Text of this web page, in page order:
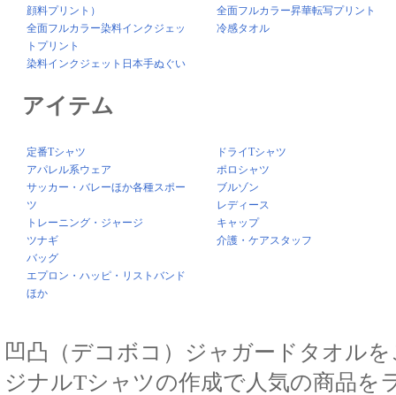
顔料プリント）
全面フルカラー染料インクジェッ
トプリント
染料インクジェット日本手ぬぐい
全面フルカラー昇華転写プリント
冷感タオル
アイテム
定番Tシャツ
アパレル系ウェア
サッカー・バレーほか各種スポー
ツ
トレーニング・ジャージ
ツナギ
バッグ
エプロン・ハッピ・リストバンド
ほか
ドライTシャツ
ポロシャツ
ブルゾン
レディース
キャップ
介護・ケアスタッフ
凹凸（デコボコ）ジャガードタオル
ジナルTシャツの作成で人気の商品を